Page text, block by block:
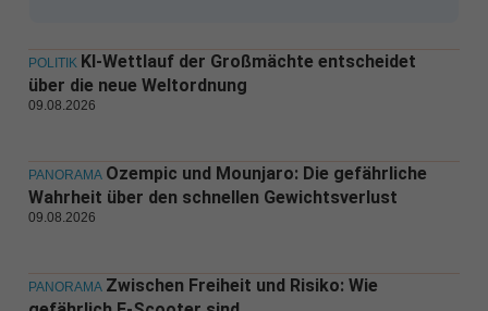
POLITIK KI-Wettlauf der Großmächte entscheidet
über die neue Weltordnung
09.08.2026
PANORAMA Ozempic und Mounjaro: Die gefährliche
Wahrheit über den schnellen Gewichtsverlust
09.08.2026
PANORAMA Zwischen Freiheit und Risiko: Wie